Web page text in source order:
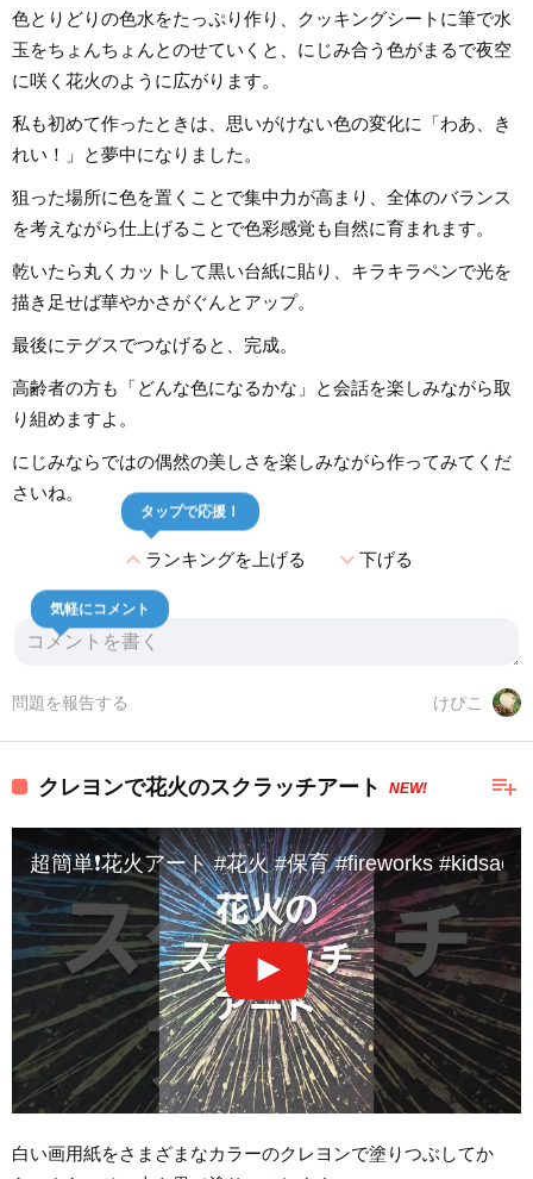
色とりどりの色水をたっぷり作り、クッキングシートに筆で水
玉をちょんちょんとのせていくと、にじみ合う色がまるで夜空
に咲く花火のように広がります。
私も初めて作ったときは、思いがけない色の変化に「わあ、き
れい！」と夢中になりました。
狙った場所に色を置くことで集中力が高まり、全体のバランス
を考えながら仕上げることで色彩感覚も自然に育まれます。
乾いたら丸くカットして黒い台紙に貼り、キラキラペンで光を
描き足せば華やかさがぐんとアップ。
最後にテグスでつなげると、完成。
高齢者の方も「どんな色になるかな」と会話を楽しみながら取
り組めますよ。
にじみならではの偶然の美しさを楽しみながら作ってみてくだ
さいね。
expand_lessランキングを上げる
タップで応援！
expand_more下げる
気軽にコメント
けぴこ
問題を報告する
playlist_add
クレヨンで花火のスクラッチアート NEW!
超簡単❗花火アート #花火 #保育 #fireworks
白い画用紙をさまざまなカラーのクレヨンで塗りつぶしてか